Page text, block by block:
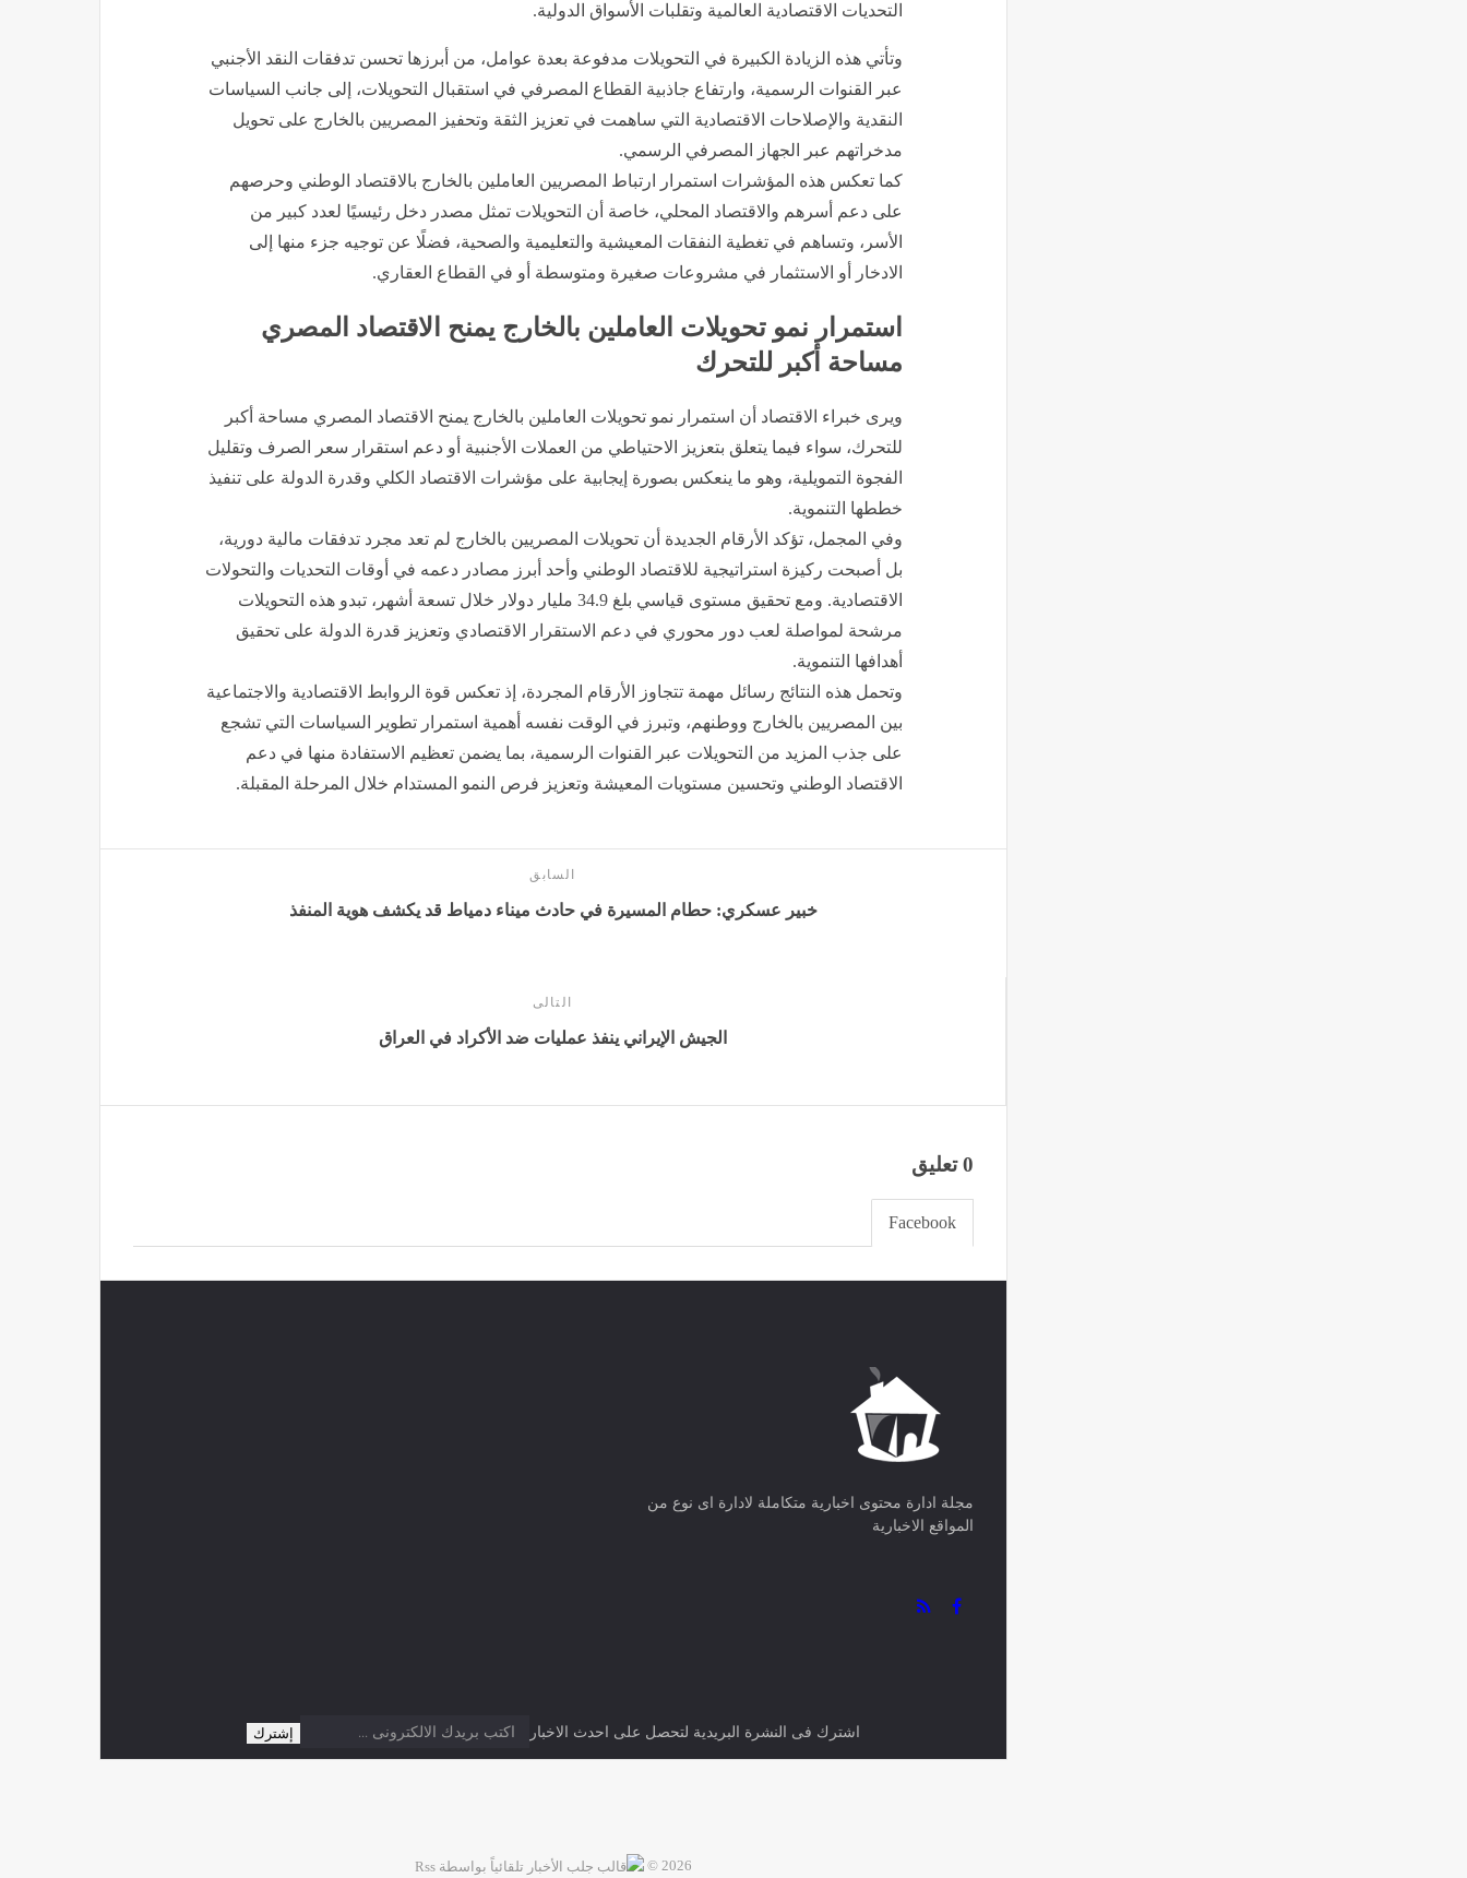
التحديات الاقتصادية العالمية وتقلبات الأسواق الدولية.
وتأتي هذه الزيادة الكبيرة في التحويلات مدفوعة بعدة عوامل، من أبرزها تحسن تدفقات النقد الأجنبي
عبر القنوات الرسمية، وارتفاع جاذبية القطاع المصرفي في استقبال التحويلات، إلى جانب السياسات
النقدية والإصلاحات الاقتصادية التي ساهمت في تعزيز الثقة وتحفيز المصريين بالخارج على تحويل
مدخراتهم عبر الجهاز المصرفي الرسمي.
كما تعكس هذه المؤشرات استمرار ارتباط المصريين العاملين بالخارج بالاقتصاد الوطني وحرصهم
على دعم أسرهم والاقتصاد المحلي، خاصة أن التحويلات تمثل مصدر دخل رئيسيًا لعدد كبير من
الأسر، وتساهم في تغطية النفقات المعيشية والتعليمية والصحية، فضلًا عن توجيه جزء منها إلى
الادخار أو الاستثمار في مشروعات صغيرة ومتوسطة أو في القطاع العقاري.
استمرار نمو تحويلات العاملين بالخارج يمنح الاقتصاد المصري
مساحة أكبر للتحرك
ويرى خبراء الاقتصاد أن استمرار نمو تحويلات العاملين بالخارج يمنح الاقتصاد المصري مساحة أكبر
للتحرك، سواء فيما يتعلق بتعزيز الاحتياطي من العملات الأجنبية أو دعم استقرار سعر الصرف وتقليل
الفجوة التمويلية، وهو ما ينعكس بصورة إيجابية على مؤشرات الاقتصاد الكلي وقدرة الدولة على تنفيذ
خططها التنموية.
وفي المجمل، تؤكد الأرقام الجديدة أن تحويلات المصريين بالخارج لم تعد مجرد تدفقات مالية دورية،
بل أصبحت ركيزة استراتيجية للاقتصاد الوطني وأحد أبرز مصادر دعمه في أوقات التحديات والتحولات
الاقتصادية. ومع تحقيق مستوى قياسي بلغ 34.9 مليار دولار خلال تسعة أشهر، تبدو هذه التحويلات
مرشحة لمواصلة لعب دور محوري في دعم الاستقرار الاقتصادي وتعزيز قدرة الدولة على تحقيق
أهدافها التنموية.
وتحمل هذه النتائج رسائل مهمة تتجاوز الأرقام المجردة، إذ تعكس قوة الروابط الاقتصادية والاجتماعية
بين المصريين بالخارج ووطنهم، وتبرز في الوقت نفسه أهمية استمرار تطوير السياسات التي تشجع
على جذب المزيد من التحويلات عبر القنوات الرسمية، بما يضمن تعظيم الاستفادة منها في دعم
الاقتصاد الوطني وتحسين مستويات المعيشة وتعزيز فرص النمو المستدام خلال المرحلة المقبلة.
السابق
خبير عسكري: حطام المسيرة في حادث ميناء دمياط قد يكشف هوية المنفذ
التالى
الجيش الإيراني ينفذ عمليات ضد الأكراد في العراق
0 تعليق
Facebook
مجلة ادارة محتوى اخبارية متكاملة لادارة اى نوع من
المواقع الاخبارية
اشترك فى النشرة البريدية لتحصل على احدث الاخبار
2026 ©